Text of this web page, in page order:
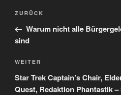
Beitragsnavigation
Vorheriger
Beitrag
ZURÜCK
Warum nicht alle
sind
Nächster
Beitrag
WEITER
Star Trek Captain’s Chair,
Quest, Redaktion Phantastik –